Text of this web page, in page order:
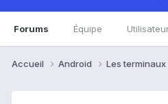
Forums Équipe
Accueil Android Les